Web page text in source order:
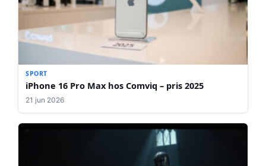
SPORT
iPhone 16 Pro Max hos Comviq – pris 2025
21 jun 2026